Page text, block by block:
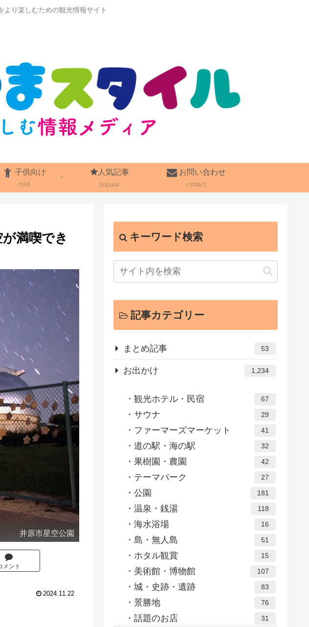
り楽しむための観光情報サイト
子供向け
child
人気記事
popular
お問い合わせ
contact
満喫でき
井原市星空公園
メント
2024.11.22
キーワード検索
記事カテゴリー
まとめ記事 53
お出かけ 1,234
観光ホテル・民宿 67
サウナ 29
ファーマーズマーケット 41
道の駅・海の駅 32
果樹園・農園 42
テーマパーク 27
公園 181
温泉・銭湯 118
海水浴場 16
島・無人島 51
ホタル観賞 15
美術館・博物館 107
城・史跡・遺跡 83
景勝地 76
話題のお店 31